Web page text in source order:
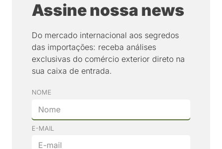
Assine nossa news
Do mercado internacional aos segredos
das importações: receba análises
exclusivas do comércio exterior direto na
sua caixa de entrada.
NOME
E-MAIL